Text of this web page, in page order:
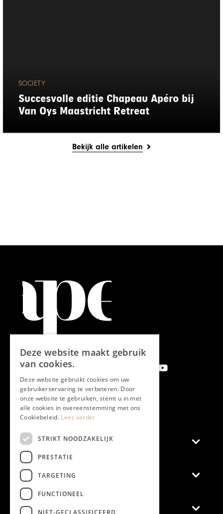
SOCIETY
Succesvolle editie Chapeau Apéro bij
Van Oys Maastricht Retreat
Bekijk alle artikelen
Aanmelden nieuwsbrief
Magazine
Adverteren
Algemeen
Deze website maakt gebruik
van cookies.
Deze website gebruikt cookies om uw
gebruikerservaring te verbeteren. Door
onze website te gebruiken, stemt u in met
alle cookies in overeenstemming met ons
Cookiebeleid. Lees verder
STRIKT NOODZAKELIJK
PRESTATIE
TARGETING
FUNCTIONEEL
NIET-GECLASSIFICEERD